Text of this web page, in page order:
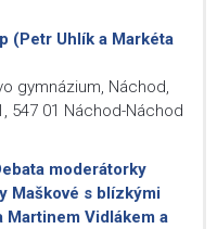
(Petr Uhlík a Markéta
gymnázium, Náchod,
547 01 Náchod-Náchod
moderátorky
Maškové s blízkými
Martinem Vidlákem a